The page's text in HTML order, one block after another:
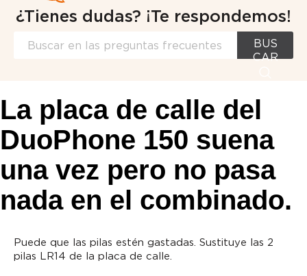
¿Tienes dudas? ¡Te respondemos!
BUS
CAR
La placa de calle del
DuoPhone 150 suena
una vez pero no pasa
nada en el combinado.
Puede que las pilas estén gastadas. Sustituye las 2
pilas LR14 de la placa de calle.